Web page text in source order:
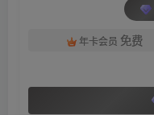
年卡会员 免费